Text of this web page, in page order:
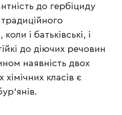
до гербіциду
і батьківські, і
до діючих речовин
наявність двох
класів є